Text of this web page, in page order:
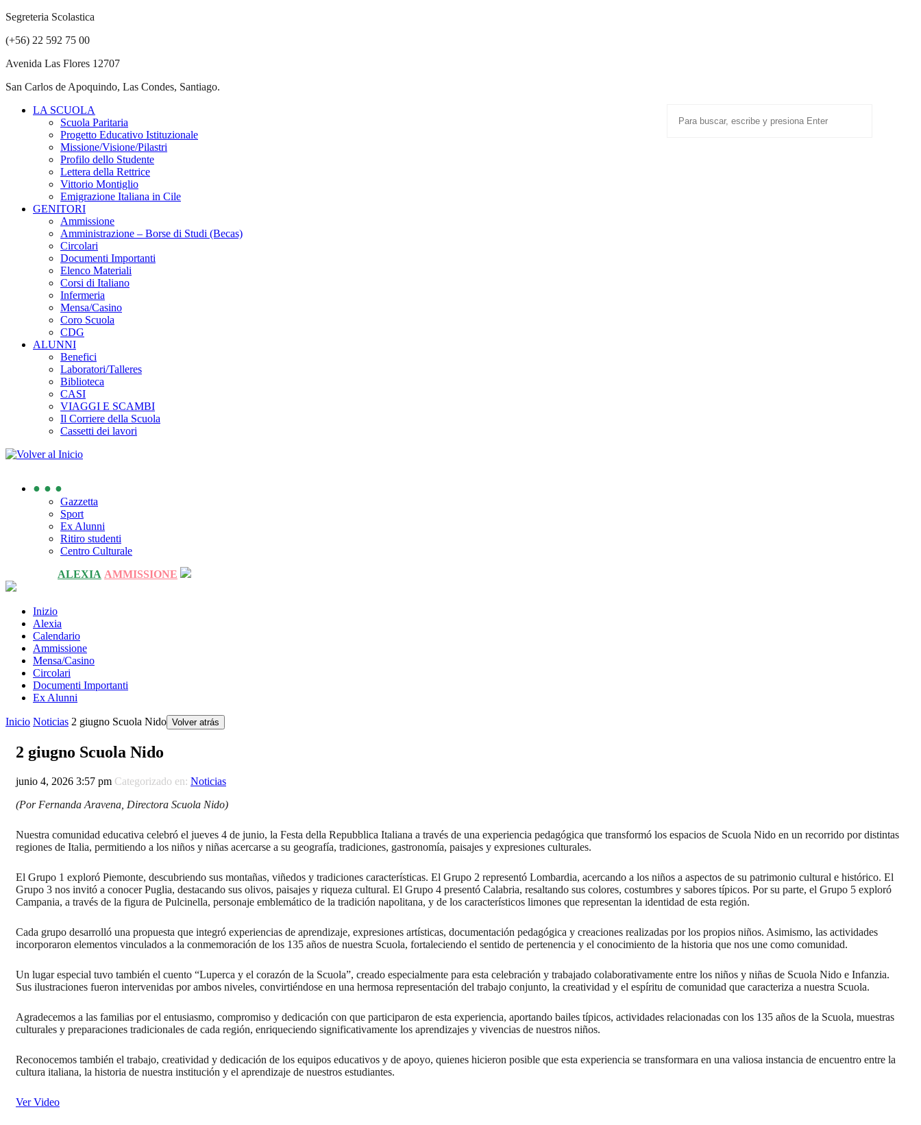
Segreteria Scolastica
(+56) 22 592 75 00
Avenida Las Flores 12707
San Carlos de Apoquindo, Las Condes, Santiago.
LA SCUOLA
Scuola Paritaria
Progetto Educativo Istituzionale
Missione/Visione/Pilastri
Profilo dello Studente
Lettera della Rettrice
Vittorio Montiglio
Emigrazione Italiana in Cile
GENITORI
Ammissione
Amministrazione – Borse di Studi (Becas)
Circolari
Documenti Importanti
Elenco Materiali
Corsi di Italiano
Infermeria
Mensa/Casino
Coro Scuola
CDG
ALUNNI
Benefici
Laboratori/Talleres
Biblioteca
CASI
VIAGGI E SCAMBI
Il Corriere della Scuola
Cassetti dei lavori
● ● ●
Gazzetta
Sport
Ex Alunni
Ritiro studenti
Centro Culturale
ALEXIA AMMISSIONE
Inizio
Alexia
Calendario
Ammissione
Mensa/Casino
Circolari
Documenti Importanti
Ex Alunni
Inicio Noticias 2 giugno Scuola Nido Volver atrás
2 giugno Scuola Nido
junio 4, 2026 3:57 pm Categorizado en: Noticias
(Por Fernanda Aravena, Directora Scuola Nido)
Nuestra comunidad educativa celebró el jueves 4 de junio, la Festa della Repubblica Italiana a través de una experiencia pedagógica que transformó los espacios de Scuola Nido en un recorrido por distintas
regiones de Italia, permitiendo a los niños y niñas acercarse a su geografía, tradiciones, gastronomía, paisajes y expresiones culturales.
El Grupo 1 exploró Piemonte, descubriendo sus montañas, viñedos y tradiciones características. El Grupo 2 representó Lombardia, acercando a los niños a aspectos de su patrimonio cultural e histórico. El
Grupo 3 nos invitó a conocer Puglia, destacando sus olivos, paisajes y riqueza cultural. El Grupo 4 presentó Calabria, resaltando sus colores, costumbres y sabores típicos. Por su parte, el Grupo 5 exploró
Campania, a través de la figura de Pulcinella, personaje emblemático de la tradición napolitana, y de los característicos limones que representan la identidad de esta región.
Cada grupo desarrolló una propuesta que integró experiencias de aprendizaje, expresiones artísticas, documentación pedagógica y creaciones realizadas por los propios niños. Asimismo, las actividades
incorporaron elementos vinculados a la conmemoración de los 135 años de nuestra Scuola, fortaleciendo el sentido de pertenencia y el conocimiento de la historia que nos une como comunidad.
Un lugar especial tuvo también el cuento “Luperca y el corazón de la Scuola”, creado especialmente para esta celebración y trabajado colaborativamente entre los niños y niñas de Scuola Nido e Infanzia.
Sus ilustraciones fueron intervenidas por ambos niveles, convirtiéndose en una hermosa representación del trabajo conjunto, la creatividad y el espíritu de comunidad que caracteriza a nuestra Scuola.
Agradecemos a las familias por el entusiasmo, compromiso y dedicación con que participaron de esta experiencia, aportando bailes típicos, actividades relacionadas con los 135 años de la Scuola, muestras
culturales y preparaciones tradicionales de cada región, enriqueciendo significativamente los aprendizajes y vivencias de nuestros niños.
Reconocemos también el trabajo, creatividad y dedicación de los equipos educativos y de apoyo, quienes hicieron posible que esta experiencia se transformara en una valiosa instancia de encuentro entre la
cultura italiana, la historia de nuestra institución y el aprendizaje de nuestros estudiantes.
Ver Video